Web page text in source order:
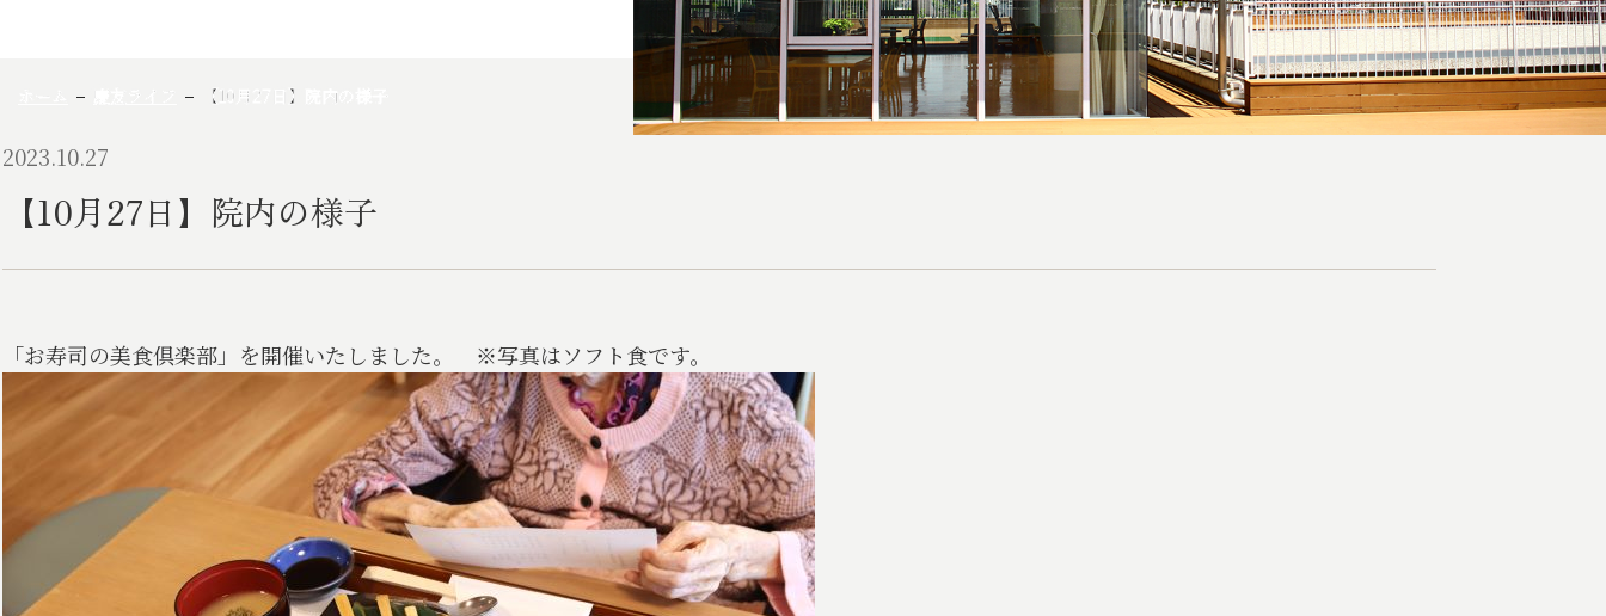
慶友ライフ 【10月27日】院内の様子
2023.10.27
【10月27日】院内の様子
「お寿司の美食倶楽部」を開催いたしました。 ※写真はソフト食です。